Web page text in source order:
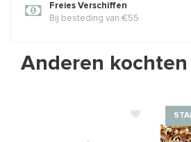
Freies Verschiffen
Bij besteding van €55
Anderen kochten